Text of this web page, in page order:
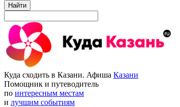
Найти
Куда сходить в Казани. Афиша Казани
Помощник и путеводитель
по интересным местам
и лучшим событиям